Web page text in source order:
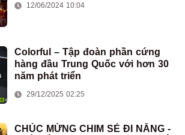
12/06/2024 10:04
Colorful – Tập đoàn phần cứng
hàng đầu Trung Quốc với hơn 30
năm phát triển
29/12/2025 02:25
CHÚC MỪNG CHIM SẺ ĐI NẮNG -